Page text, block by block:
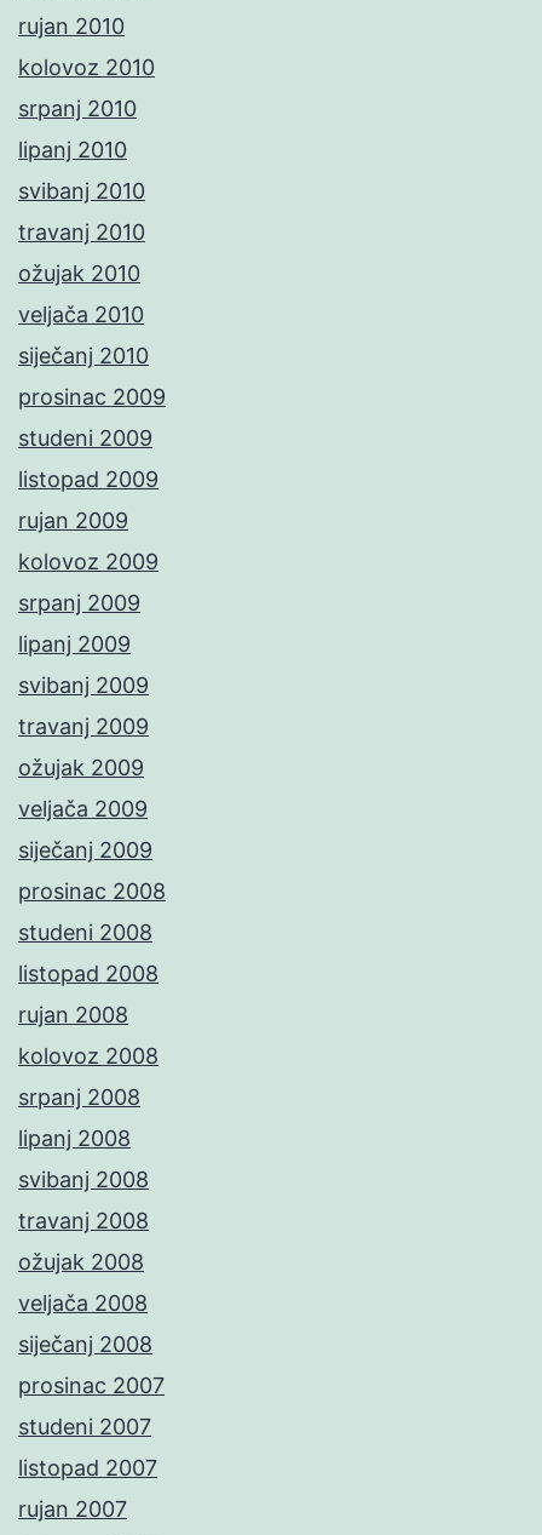
rujan 2010
kolovoz 2010
srpanj 2010
lipanj 2010
svibanj 2010
travanj 2010
ožujak 2010
veljača 2010
siječanj 2010
prosinac 2009
studeni 2009
listopad 2009
rujan 2009
kolovoz 2009
srpanj 2009
lipanj 2009
svibanj 2009
travanj 2009
ožujak 2009
veljača 2009
siječanj 2009
prosinac 2008
studeni 2008
listopad 2008
rujan 2008
kolovoz 2008
srpanj 2008
lipanj 2008
svibanj 2008
travanj 2008
ožujak 2008
veljača 2008
siječanj 2008
prosinac 2007
studeni 2007
listopad 2007
rujan 2007